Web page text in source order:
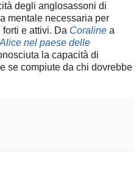
degli anglosassoni di
mentale necessaria per
e attivi. Da Coraline a
Alice nel paese delle
la capacità di
se compiute da chi dovrebbe